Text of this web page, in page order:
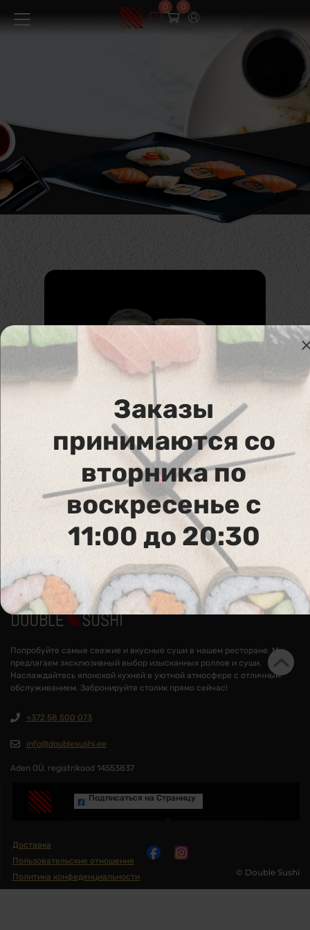
0 0
Меню
104. Spicy Tekka Maki
Тунец, острый соус
Аллергены :
Попробуйте самые свежие и вкусные суши в нашем ресторане. Мы
предлагаем эксклюзивный выбор изысканных роллов и суши.
Наслаждайтесь японской кухней в уютной атмосфере с отличным
обслуживанием. Забронируйте столик прямо сейчас!
+372 58 500 073
info@doublesushi.ee
Aden OÜ, registrikood 14553837
Подписаться на Cтраницу
Доставка
Пользовательские отношения
Политика конфеденциальности
© Double Sushi
Заказы
принимаются со
вторника по
воскресенье с
11:00 до 20:30